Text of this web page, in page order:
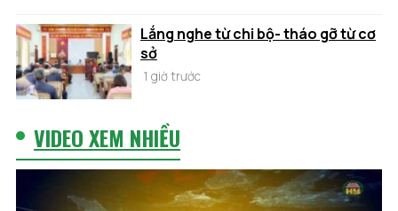
Lắng nghe từ chi bộ- tháo gỡ từ cơ
sở
1 giờ trước
VIDEO XEM NHIỀU